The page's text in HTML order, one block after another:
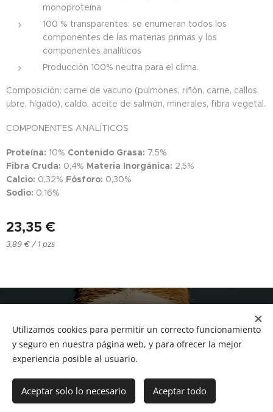
monoproteína
100 % transparentes: se enumeran todos los
componentes de las materias primas y los
componentes analíticos
Producción 100% neutra para el clima.
Composición: carne de vacuno (pulmones, riñón, carne, callos,
ubre, hígado), caldo, aceite de salmón, minerales, fibra vegetal.
COMPONENTES ANALÍTICOS
Proteína: 10% Contenido Grasa: 7,5%
Fibra Cruda: 0,4% Materia Inorgánica: 2,5%
Calcio: 0,32% Fósforo: 0,30%
Sodio: 0,16%
23,35 €
3,89 € / 1 pzs
Añadir a la cesta
Tf.666351543
Utilizamos cookies para permitir un correcto funcionamiento
y seguro en nuestra página web, y para ofrecer la mejor
experiencia posible al usuario.
Aceptar solo lo necesario Aceptar todo